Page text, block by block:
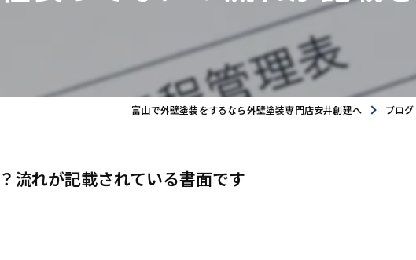
富山で外壁塗装をするなら外壁塗装専門店安井創建へ ブログ
流れが記載されている書面です